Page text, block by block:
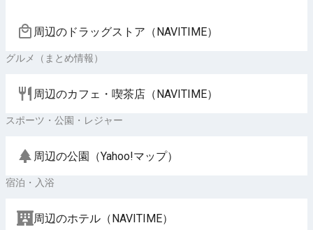
周辺のドラッグストア（NAVITIME）
グルメ（まとめ情報）
周辺のカフェ・喫茶店（NAVITIME）
スポーツ・公園・レジャー
周辺の公園（Yahoo!マップ）
宿泊・入浴
周辺のホテル（NAVITIME）